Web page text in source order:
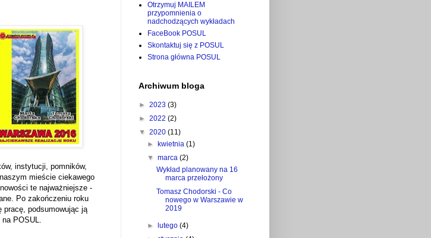
instytucji, pomników,
mieście ciekawego
te najważniejsze -
Po zakończeniu roku
pracę, podsumowując ją
POSUL.
Otrzymuj MAILEM
przypomnienia o
nadchodzących wykładach
FaceBook POSUL
Skontaktuj się z POSUL
Strona główna POSUL
Archiwum bloga
► 2023 (3)
► 2022 (2)
▼ 2020 (11)
►
kwietnia(1)
▼marca(2)
Wykład planowany na 16
marca przełożony
Tomasz Chodorski - Co
nowego w Warszawie w
2019
► lutego(4)